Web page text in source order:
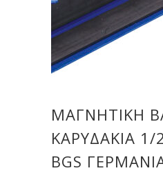
ΜΑΓΝΗΤΙΚΉ
ΚΑΡΥΔΆΚΙΑ
BGS